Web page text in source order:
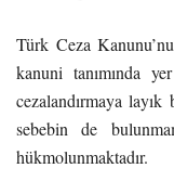
Türk Ceza
kanuni tanımında
cezalandırmaya
sebebin de
hükmolunmaktadır.